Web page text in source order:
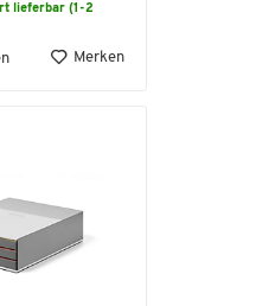
lieferbar (1-2
Merken